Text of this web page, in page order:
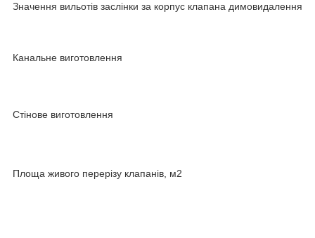
Значення вильотів заслінки за корпус клапана димовидалення
Канальне виготовлення
Стінове виготовлення
Площа живого перерізу клапанів, м2